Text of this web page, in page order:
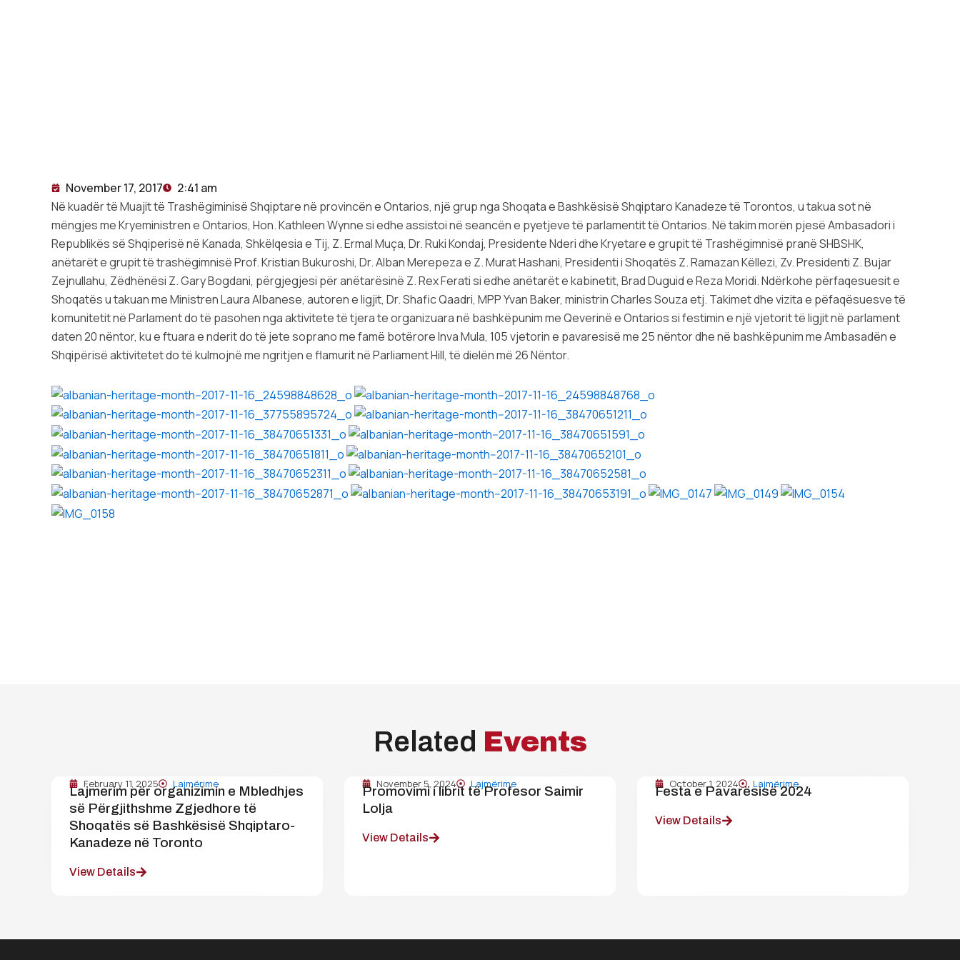
November 17, 2017
2:41 am
Në kuadër të Muajit të Trashëgiminisë Shqiptare në provincën e Ontarios, një grup nga Shoqata e Bashkësisë Shqiptaro Kanadeze të Torontos, u takua sot në
mëngjes me Kryeministren e Ontarios, Hon. Kathleen Wynne si edhe assistoi në seancën e pyetjeve të parlamentit të Ontarios. Në takim morën pjesë Ambasadori i
Republikës së Shqiperisë në Kanada, Shkëlqesia e Tij, Z. Ermal Muça, Dr. Ruki Kondaj, Presidente Nderi dhe Kryetare e grupit të Trashëgimnisë pranë SHBSHK,
anëtarët e grupit të trashëgimnisë Prof. Kristian Bukuroshi, Dr. Alban Merepeza e Z. Murat Hashani, Presidenti i Shoqatës Z. Ramazan Këllezi, Zv. Presidenti Z. Bujar
Zejnullahu, Zëdhënësi Z. Gary Bogdani, përgjegjesi për anëtarësinë Z. Rex Ferati si edhe anëtarët e kabinetit, Brad Duguid e Reza Moridi. Ndërkohe përfaqesuesit e
Shoqatës u takuan me Ministren Laura Albanese, autoren e ligjit, Dr. Shafic Qaadri, MPP Yvan Baker, ministrin Charles Souza etj. Takimet dhe vizita e pëfaqësuesve të
komunitetit në Parlament do të pasohen nga aktivitete të tjera te organizuara në bashkëpunim me Qeverinë e Ontarios si festimin e një vjetorit të ligjit në parlament
daten 20 nëntor, ku e ftuara e nderit do të jete soprano me famë botërore Inva Mula, 105 vjetorin e pavaresisë me 25 nëntor dhe në bashkëpunim me Ambasadën e
Shqipërisë aktivitetet do të kulmojnë me ngritjen e flamurit në Parliament Hill, të dielën më 26 Nëntor.
Related Events
February 11, 2025 Lajmërime
Lajmerim për organizimin e Mbledhjes
së Përgjithshme Zgjedhore të
Shoqatës së Bashkësisë Shqiptaro-
Kanadeze në Toronto
View Details
November 5, 2024 Lajmërime
Promovimi i librit të Profesor Saimir
Lolja
View Details
October 1, 2024 Lajmërime
Festa e Pavarësisë 2024
View Details